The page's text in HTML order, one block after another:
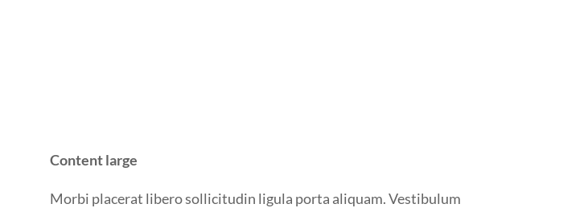
Content large
Morbi placerat libero sollicitudin ligula porta aliquam. Vestibulum